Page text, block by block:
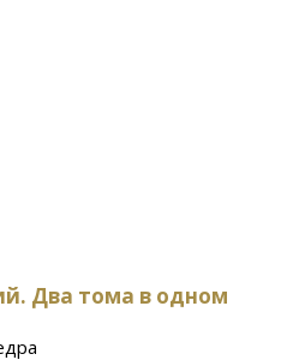
Два тома в одном